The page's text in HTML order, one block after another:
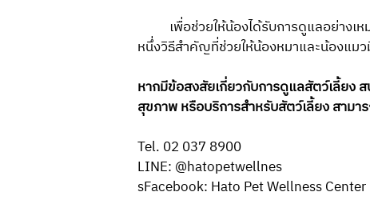
หนึ่งวิธีสำคัญที่ช่วยให้น้องหมาและน้องแม
หากมีข้อสงสัยเกี่ยวกับการดูแลสัตว์เลี้ยง
สุขภาพ หรือบริการสำหรับสัตว์เลี้ยง สามา
Tel. 02 037 8900
LINE: @hatopetwellnes
sFacebook: Hato Pet Wellness Center